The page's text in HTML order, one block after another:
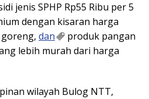
jenis SPHP Rp55 Ribu per 5
dengan kisaran harga
dan
produk pangan
lebih murah dari harga
wilayah Bulog NTT,